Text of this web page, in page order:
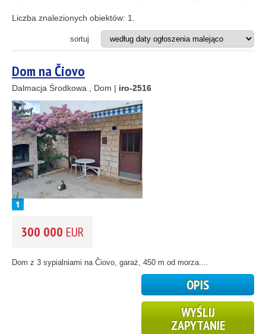
33
10
2
Apartamentowiec
Działka budowlana
Hotel
Projekt inwestycyjny
Restauracja
ODLEGŁOŚĆ OD MORZA DO(m)
REJON(możesz wybrać więcej opcji)
Istria (3)
Kvarner (8)
Dalmacja Południowa
CENA(wybierz zakres)
Liczba znalezionych obiektów: 1
sortuj
Dom na Čiovo
Dalmacja Środkowa , Dom | iro-2516
300 000 EUR
Dom z 3 sypialniami na Čiovo, garaż, 450 m od morza....
OPIS
WYŚLIJ
ZAPYTANIE